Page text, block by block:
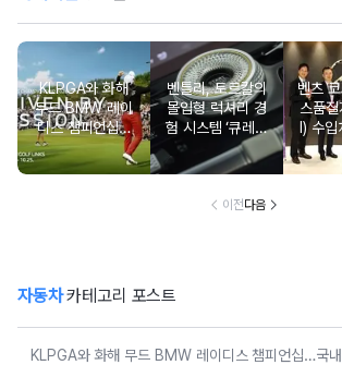
KLPGA와 화해
무드 BMW 레이
디스 챔피언십…
국내 유일 ‘드림
매치’ 성사되며 얼
벤틀리, 토르칼의
몰입형 럭셔리 경
험 시스템 ‘큐레이
션 엔진’ 공개
벤츠
스품
I) 수
2년·수
차 6
이전다음
자동차카테고리 포스트
KLPGA와 화해 무드 BMW 레이디스 챔피언십…국내